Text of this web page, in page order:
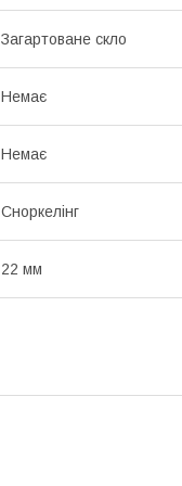
Загартоване скло
Немає
Немає
Сноркелінг
22 мм